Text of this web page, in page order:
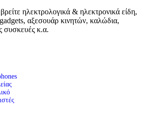
ηλεκτρολογικά & ηλεκτρονικά είδη,
αξεσουάρ κινητών, καλώδια,
συσκευές κ.α.